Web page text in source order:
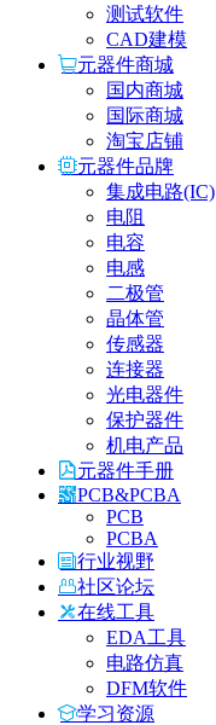
测试软件
CAD建模
元器件商城
国内商城
国际商城
淘宝店铺
元器件品牌
集成电路(IC)
电阻
电容
电感
二极管
晶体管
传感器
连接器
光电器件
保护器件
机电产品
元器件手册
PCB&PCBA
PCB
PCBA
行业视野
社区论坛
在线工具
EDA工具
电路仿真
DFM软件
学习资源